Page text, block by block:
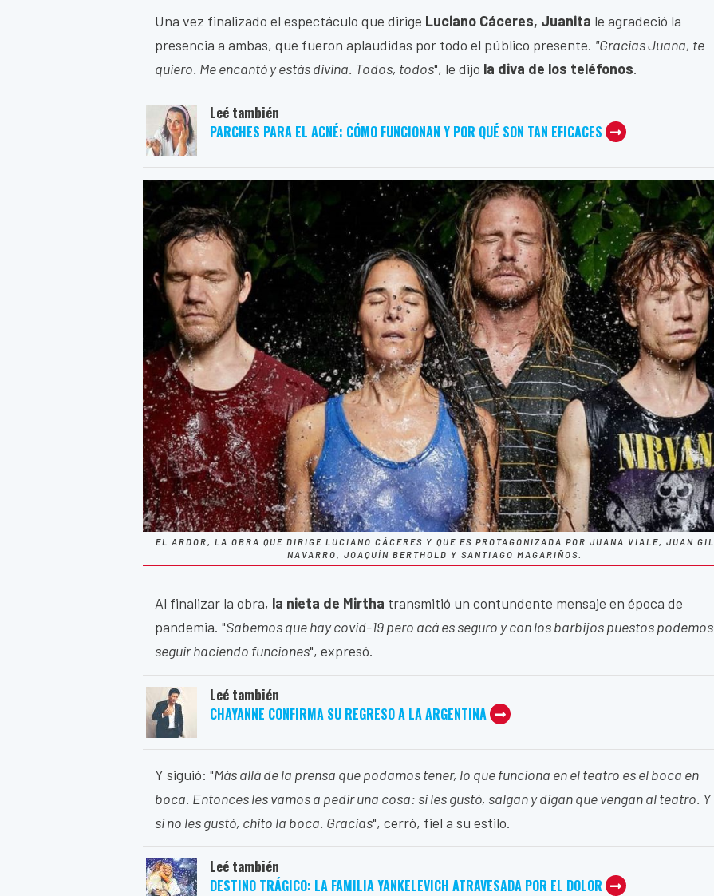
Una vez finalizado el espectáculo que dirige Luciano Cáceres, Juanita le agradeció la
presencia a ambas, que fueron aplaudidas por todo el público presente. "Gracias Juana, te
quiero. Me encantó y estás divina. Todos, todos", le dijo la diva de los teléfonos.
Leé también
PARCHES PARA EL ACNÉ: CÓMO FUNCIONAN Y POR QUÉ SON TAN EFICACES
EL ARDOR, LA OBRA QUE DIRIGE LUCIANO CÁCERES Y QUE ES PROTAGONIZADA POR JUANA VIALE, JUAN GIL
NAVARRO, JOAQUÍN BERTHOLD Y SANTIAGO MAGARIÑOS.
Al finalizar la obra, la nieta de Mirtha transmitió un contundente mensaje en época de
pandemia. "Sabemos que hay covid-19 pero acá es seguro y con los barbijos puestos podemos
seguir haciendo funciones", expresó.
Leé también
CHAYANNE CONFIRMA SU REGRESO A LA ARGENTINA
Y siguió: "Más allá de la prensa que podamos tener, lo que funciona en el teatro es el boca en
boca. Entonces les vamos a pedir una cosa: si les gustó, salgan y digan que vengan al teatro. Y
si no les gustó, chito la boca. Gracias", cerró, fiel a su estilo.
Leé también
DESTINO TRÁGICO: LA FAMILIA YANKELEVICH ATRAVESADA POR EL DOLOR